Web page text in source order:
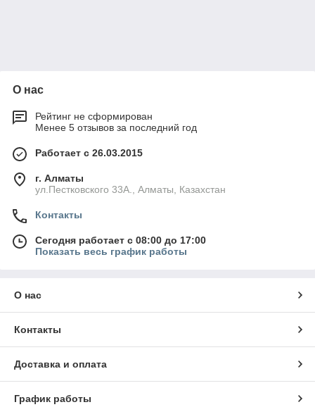
О нас
Рейтинг не сформирован
Менее 5 отзывов за последний год
Работает с 26.03.2015
г. Алматы
ул.Пестковского 33А., Алматы, Казахстан
Контакты
Сегодня работает с 08:00 до 17:00
Показать весь график работы
О нас
Контакты
Доставка и оплата
График работы